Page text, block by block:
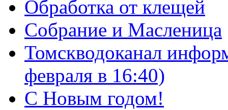
Обработка от клещей
Собрание и Масленица
Томскводоканал
февраля в 16:40)
С Новым годом!